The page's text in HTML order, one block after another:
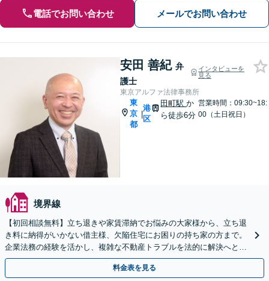
電話でお問い合わせ メールでお問い合わせ
安田 善紀 弁
護士
インタビューを
見る
東京アルファ法律事務所
東
京
都
|
港
区
田町駅か
ら徒歩6分
営業時間：09:30~18:
00（土日祝日）
境界線
【初回相談無料】立ち退きや家賃滞納でお悩みの大家様から、立ち退
き料に納得がいかない借主様、欠陥住宅にお困りの持ち家の方まで。
企業法務の経験を活かし、複雑な不動産トラブルを法的に解決へと導
きます。法律以外の背景も雑談を交えて丁寧に伺います。
料金表を見る